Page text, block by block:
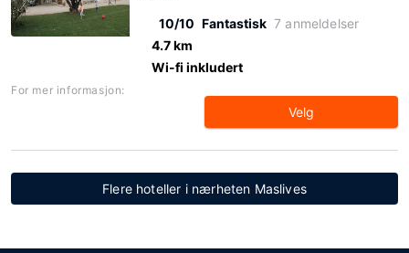
10/10 Fantastisk 7 anmeldelser
4.7 km
Wi-fi inkludert
For mer informasjon:
Velg
Flere hoteller i nærheten Maslives